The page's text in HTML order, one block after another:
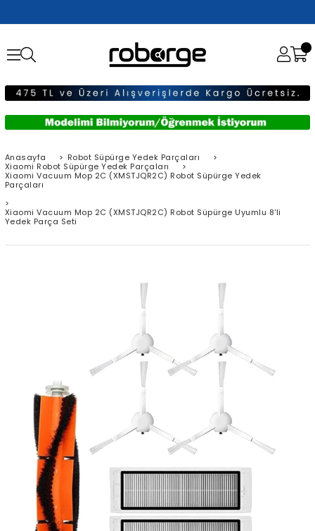
Anasayfa > Robot Süpürge Yedek Parçaları
>
Xiaomi Robot Süpürge Yedek Parçaları
>
Xiaomi Vacuum Mop 2C (XMSTJQR2C) Robot Süpürge Yedek
Parçaları
>
Xiaomi Vacuum Mop 2C (XMSTJQR2C) Robot Süpürge Uyumlu 8'li
Yedek Parça Seti